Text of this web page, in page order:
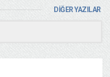
DİĞER YAZILAR